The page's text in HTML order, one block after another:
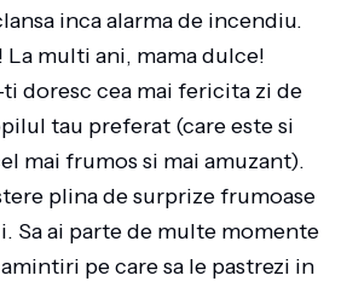
inca alarma de incendiu.
multi ani, mama dulce!
ti doresc cea mai fericita zi de
tau preferat (care este si
mai frumos si mai amuzant).
plina de surprize frumoase
Sa ai parte de multe momente
pe care sa le pastrezi in